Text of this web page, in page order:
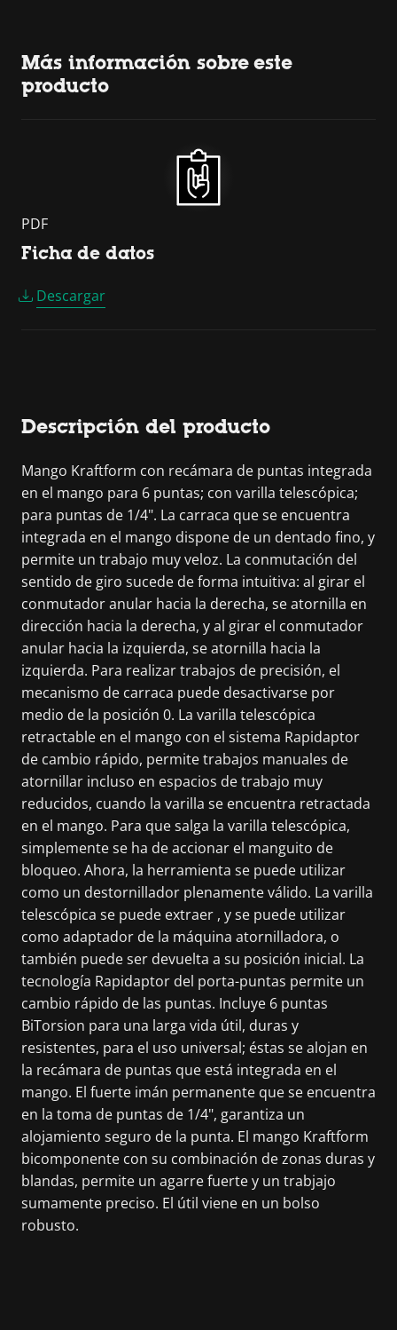
Más información sobre este
producto
PDF
Ficha de datos
Descargar
Descripción del producto
Mango Kraftform con recámara de puntas integrada
en el mango para 6 puntas; con varilla telescópica;
para puntas de 1/4". La carraca que se encuentra
integrada en el mango dispone de un dentado fino, y
permite un trabajo muy veloz. La conmutación del
sentido de giro sucede de forma intuitiva: al girar el
conmutador anular hacia la derecha, se atornilla en
dirección hacia la derecha, y al girar el conmutador
anular hacia la izquierda, se atornilla hacia la
izquierda. Para realizar trabajos de precisión, el
mecanismo de carraca puede desactivarse por
medio de la posición 0. La varilla telescópica
retractable en el mango con el sistema Rapidaptor
de cambio rápido, permite trabajos manuales de
atornillar incluso en espacios de trabajo muy
reducidos, cuando la varilla se encuentra retractada
en el mango. Para que salga la varilla telescópica,
simplemente se ha de accionar el manguito de
bloqueo. Ahora, la herramienta se puede utilizar
como un destornillador plenamente válido. La varilla
telescópica se puede extraer , y se puede utilizar
como adaptador de la máquina atornilladora, o
también puede ser devuelta a su posición inicial. La
tecnología Rapidaptor del porta-puntas permite un
cambio rápido de las puntas. Incluye 6 puntas
BiTorsion para una larga vida útil, duras y
resistentes, para el uso universal; éstas se alojan en
la recámara de puntas que está integrada en el
mango. El fuerte imán permanente que se encuentra
en la toma de puntas de 1/4", garantiza un
alojamiento seguro de la punta. El mango Kraftform
bicomponente con su combinación de zonas duras y
blandas, permite un agarre fuerte y un trabjajo
sumamente preciso. El útil viene en un bolso
robusto.